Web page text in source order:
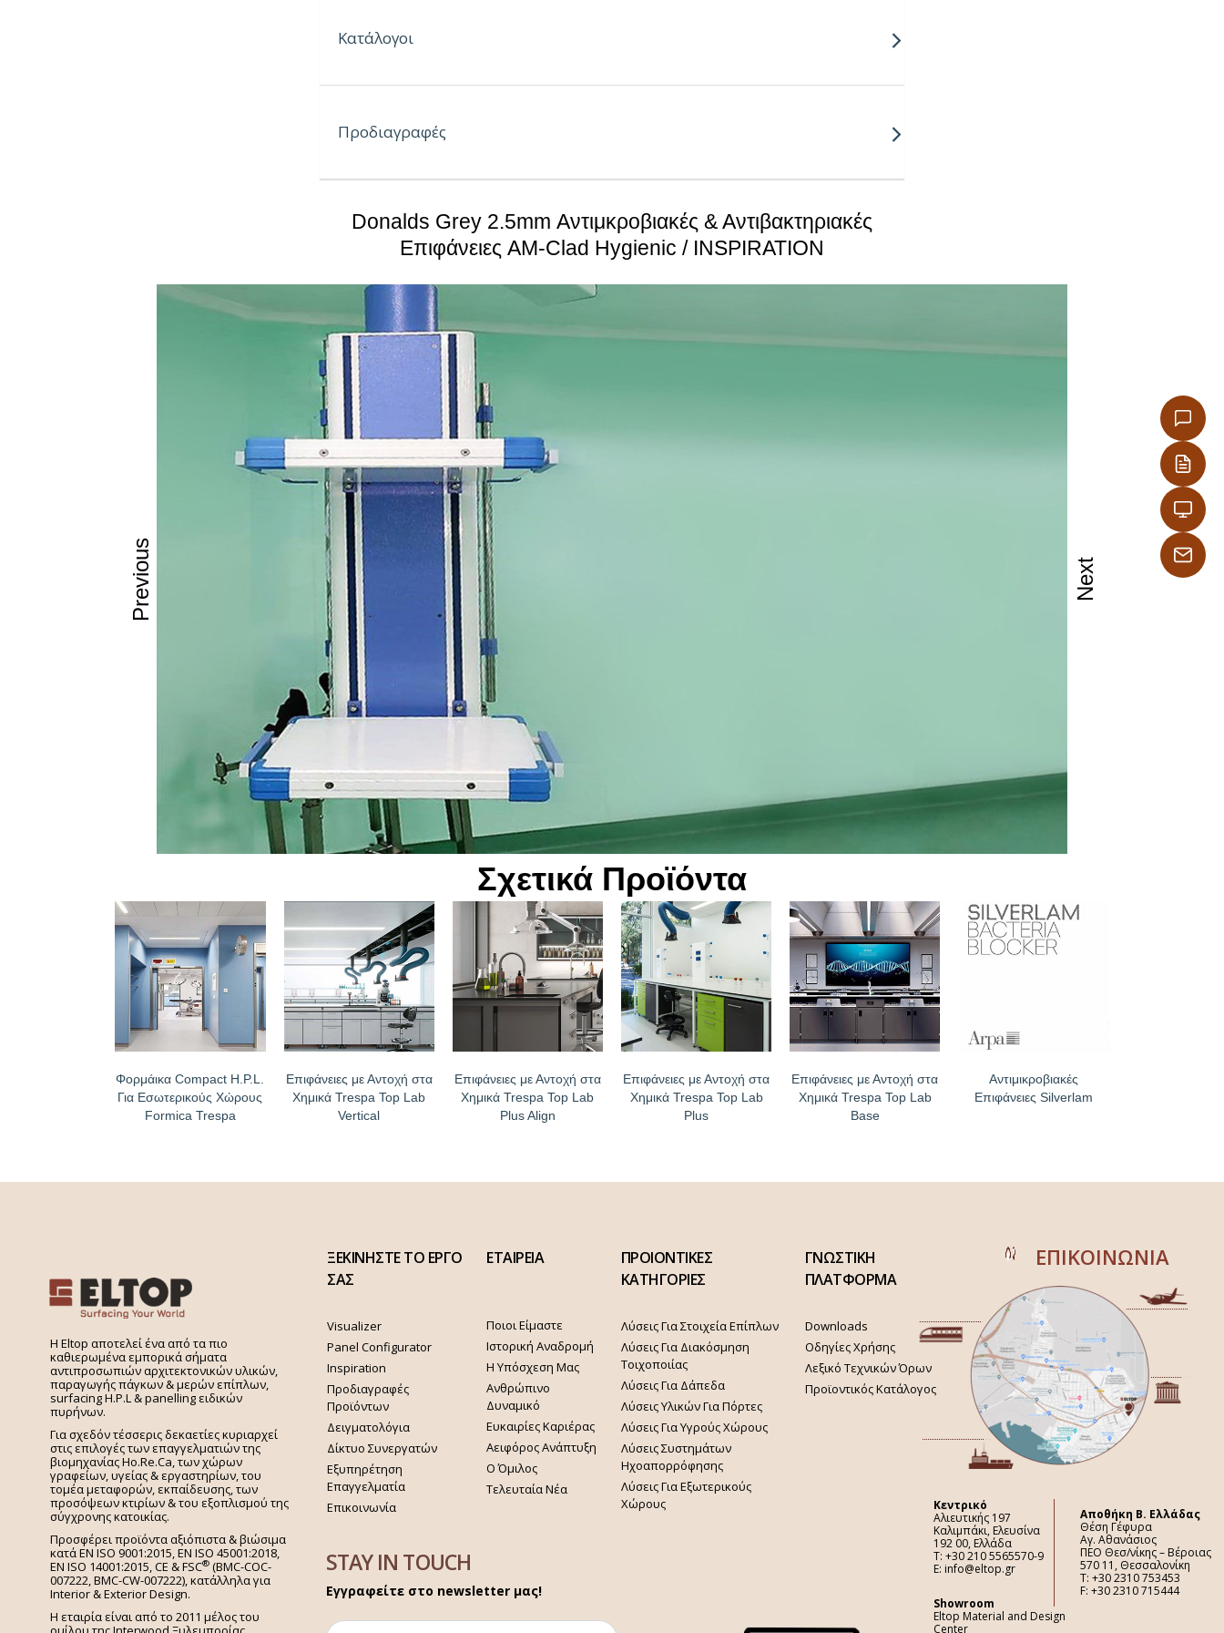
Φύλλα:
3048 x 1220 x 2 mm
Λωρίδες:
3048 x 300 x 2 mm
3048 x 75 x 75 mm
Oι επιφάνειες
AM-Clad Hygienic 2.5mm:
πληρούν όλα τα Ευρωπαϊκά πρότυπα & έχουν 20ετή εγγύηση
είναι βραδύκαυστα υλικά κατηγορίας CLASS 1 & CLASS 0 όταν αυτά τοποθετηθούν επάνω σε
άκαυστη επιφάνεια
αντέχουν σε χημικές ουσίες, τριβή, κρούση & χάραξη (έως & 20 φορές πιο ανθεκτικά από τα
απλά PVC panels)
καθαρίζονται εύκολα και δεν ευνοούν την επ’ ανάπτυξη βακτηρίων και ιών
οι αντιμικροβιακές ιδιότητες προστίθενται κατά την διάρκεια κατασκευής του υλικού. Τα
σωμάτια ιόντων αργύρου προσφέρουν εξαιρετική απόδοση αποστείρωσης, δεν περιέχουν
τοξίνες και εμποδίζουν την ανάπτυξη βακτηρίων, μούχλας, ιών
Κατάλογοι
Προδιαγραφές
Donalds Grey 2.5mm Αντιμκροβιακές & Αντιβακτηριακές
Επιφάνειες AM-Clad Hygienic / INSPIRATION
Previous Next
Σχετικά Προϊόντα
Φορμάικα Compact H.P.L.
Για Εσωτερικούς Χώρους
Formica Trespa
Επιφάνειες με Αντοχή στα
Χημικά Trespa Top Lab
Vertical
Επιφάνειες με Αντοχή στα
Χημικά Trespa Top Lab
Plus Align
Επιφάνειες με Αντοχή στα
Χημικά Trespa Top Lab
Plus
Επιφάνειες με Αντοχή στα
Χημικά Trespa Top Lab
Base
Αντιμικροβιακές
Επιφάνειες Silverlam
H Eltop αποτελεί ένα από τα πιο
καθιερωμένα εμπορικά σήματα
αντιπροσωπιών αρχιτεκτονικών υλικών,
παραγωγής πάγκων & μερών επίπλων,
surfacing H.P.L & panelling ειδικών
πυρήνων.
Για σχεδόν τέσσερις δεκαετίες κυριαρχεί
στις επιλογές των επαγγελματιών της
βιομηχανίας Ho.Re.Ca, των χώρων
γραφείων, υγείας & εργαστηρίων, του
τομέα μεταφορών, εκπαίδευσης, των
προσόψεων κτιρίων & του εξοπλισμού της
σύγχρονης κατοικίας.
Προσφέρει προϊόντα αξιόπιστα & βιώσιμα
κατά EN ISO 9001:2015, EN ISO 45001:2018,
EN ISO 14001:2015,CE & FSC® (BMC-COC-
007222, BMC-CW-007222), κατάλληλα για
Interior & Exterior Design.
Η εταιρία είναι από το 2011 μέλος του
ΞΕΚΙΝΗΣΤΕ ΤΟ ΕΡΓΟ
ΣΑΣ
Visualizer
Panel Configurator
Inspiration
Προδιαγραφές
Προϊόντων
Δειγματολόγια
Δίκτυο Συνεργατών
Εξυπηρέτηση
Επαγγελματία
Επικοινωνία
ΕΤΑΙΡΕΙΑ
Ποιοι Είμαστε
Ιστορική Αναδρομή
Η Υπόσχεση Μας
Ανθρώπινο
Δυναμικό
Ευκαιρίες Καριέρας
Αειφόρος Ανάπτυξη
Ο Όμιλος
Τελευταία Νέα
ΠΡΟΙΟΝΤΙΚΕΣ
ΚΑΤΗΓΟΡΙΕΣ
Λύσεις Για Στοιχεία Επίπλων
Λύσεις Για Διακόσμηση
Τοιχοποιίας
Λύσεις Για Δάπεδα
Λύσεις Υλικών Για Πόρτες
Λύσεις Για Υγρούς Χώρους
Λύσεις Συστημάτων
Ηχοαπορρόφησης
Λύσεις Για Εξωτερικούς
Χώρους
ΓΝΩΣΤΙΚΗ
ΠΛΑΤΦΟΡΜΑ
Downloads
Οδηγίες Χρήσης
Λεξικό Τεχνικών Όρων
Προϊοντικός Κατάλογος
ΕΠΙΚΟΙΝΩΝΙΑ
Κεντρικό
Αλιευτικής 197
Καλιμπάκι, Ελευσίνα
192 00, Ελλάδα
Τ: +30 210 5565570-9
E: info@eltop.gr
Showroom
Eltop Material and Design
Center
Aποθήκη Β. Ελλάδας
Θέση Γέφυρα
Αγ. Αθανάσιος
ΠΕΟ Θεσ/νίκης – Βέροιας
570 11, Θεσσαλονίκη
Τ: +30 2310 753453
F: +30 2310 715444
STAY IN TOUCH
Εγγραφείτε στο newsletter μας!